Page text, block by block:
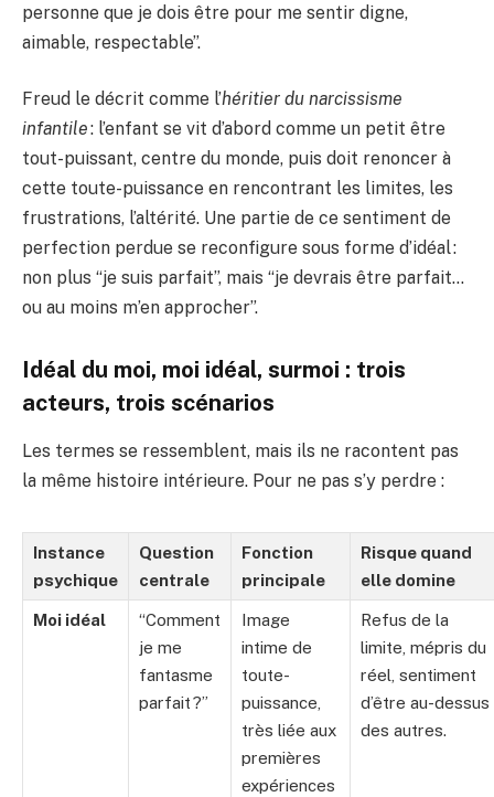
personne que je dois être pour me sentir digne,
aimable, respectable”.
Freud le décrit comme l’héritier du narcissisme
infantile: l’enfant se vit d’abord comme un petit être
tout-puissant, centre du monde, puis doit renoncer à
cette toute-puissance en rencontrant les limites, les
frustrations, l’altérité. Une partie de ce sentiment de
perfection perdue se reconfigure sous forme d’idéal :
non plus “je suis parfait”, mais “je devrais être parfait…
ou au moins m’en approcher”.
Idéal du moi, moi idéal, surmoi : trois
acteurs, trois scénarios
Les termes se ressemblent, mais ils ne racontent pas
la même histoire intérieure. Pour ne pas s’y perdre :
Instance
psychique
Question
centrale
Fonction
principale
Risque quand
elle domine
Moi idéal
“Comment
je me
fantasme
parfait ?”
Image
intime de
toute-
puissance,
très liée aux
premières
expériences
Refus de la
limite, mépris du
réel, sentiment
d’être au-dessus
des autres.